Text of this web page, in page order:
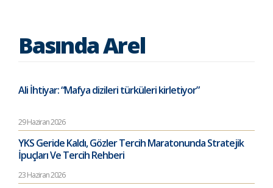
Basında Arel
Ali İhtiyar: “Mafya dizileri türküleri kirletiyor”
29 Haziran 2026
YKS Geride Kaldı, Gözler Tercih Maratonunda Stratejik
İpuçları Ve Tercih Rehberi
23 Haziran 2026